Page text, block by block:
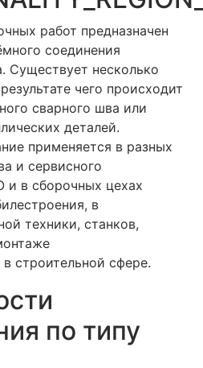
работ предназначен
соединения
Существует несколько
чего происходит
сварного шва или
деталей.
применяется в разных
и сервисного
и в сборочных цехах
в
техники, станков,
строительной сфере.
по типу